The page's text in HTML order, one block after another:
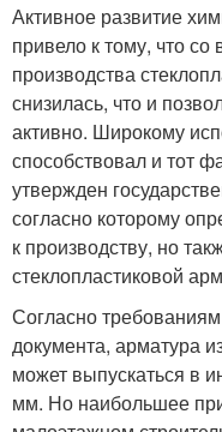
Активное развитие
привело к тому, что
производства
снизилась, что и
активно. Широкому
способствовал и тот
утвержден
согласно которому
к производству, но
стеклопластиковой
Согласно
документа, арматура
может выпускаться в
мм. Но наибольшее